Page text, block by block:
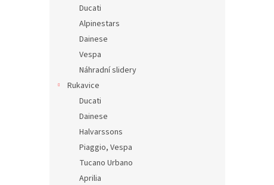
Ducati
Alpinestars
Dainese
Vespa
Náhradní slidery
Rukavice
Ducati
Dainese
Halvarssons
Piaggio, Vespa
Tucano Urbano
Aprilia